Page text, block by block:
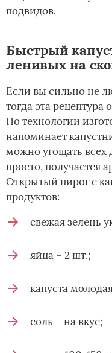
подвидов.
Быстрый
ленивых на
Если вы сильно не
тогда эта рецептура
По технологии
напоминает
можно угощать всех
просто, получается
Открытый пирог с
продуктов:
свежая зелень
яйца – 2 шт.;
капуста
соль – на вкус;